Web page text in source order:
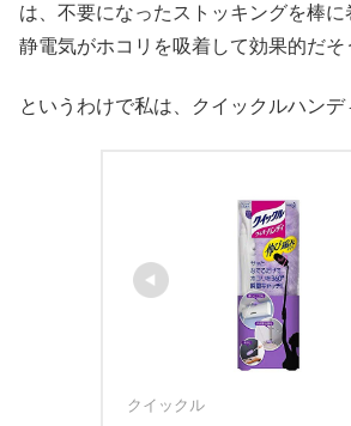
は、不要になったストッキングを棒に
静電気がホコリを吸着して効果的だそ
というわけで私は、クイックルハンデ
クイックル